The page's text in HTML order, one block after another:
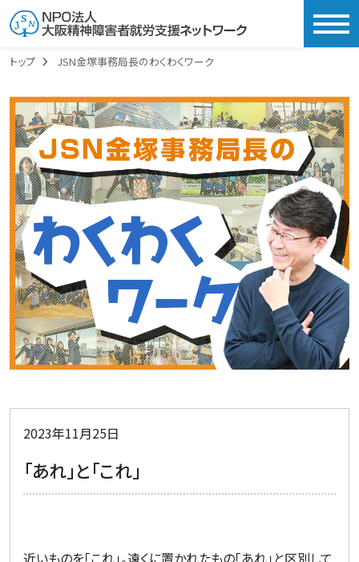
トップ JSN金塚事務局長のわくわくワーク
2023年11月25日
「あれ」と「これ」